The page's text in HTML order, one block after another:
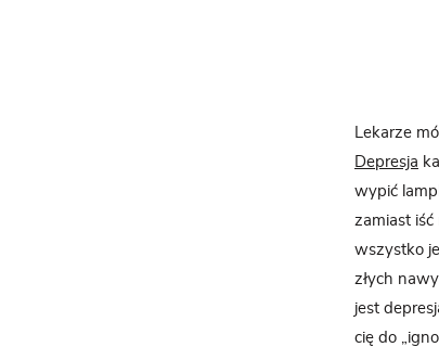
Lekarze
Depresja
wypić
zamiast iść
wszystko
złych
jest
cię do